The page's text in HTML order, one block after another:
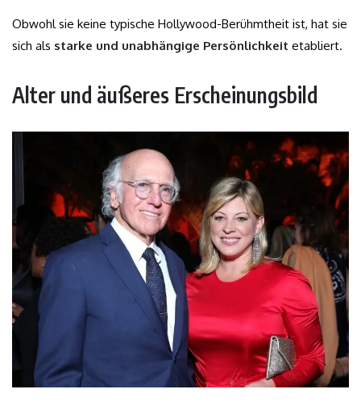
Obwohl sie keine typische Hollywood-Berühmtheit ist, hat sie
sich als starke und unabhängige Persönlichkeit etabliert.
Alter und äußeres Erscheinungsbild